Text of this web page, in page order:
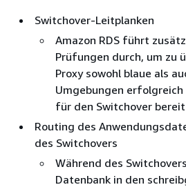
Switchover-Leitplanken
Amazon RDS führt
Prüfungen durch, um zu
Proxy sowohl blaue als
Umgebungen erfolgreich
für den Switchover
Routing des
des Switchovers
Während des
Datenbank in den